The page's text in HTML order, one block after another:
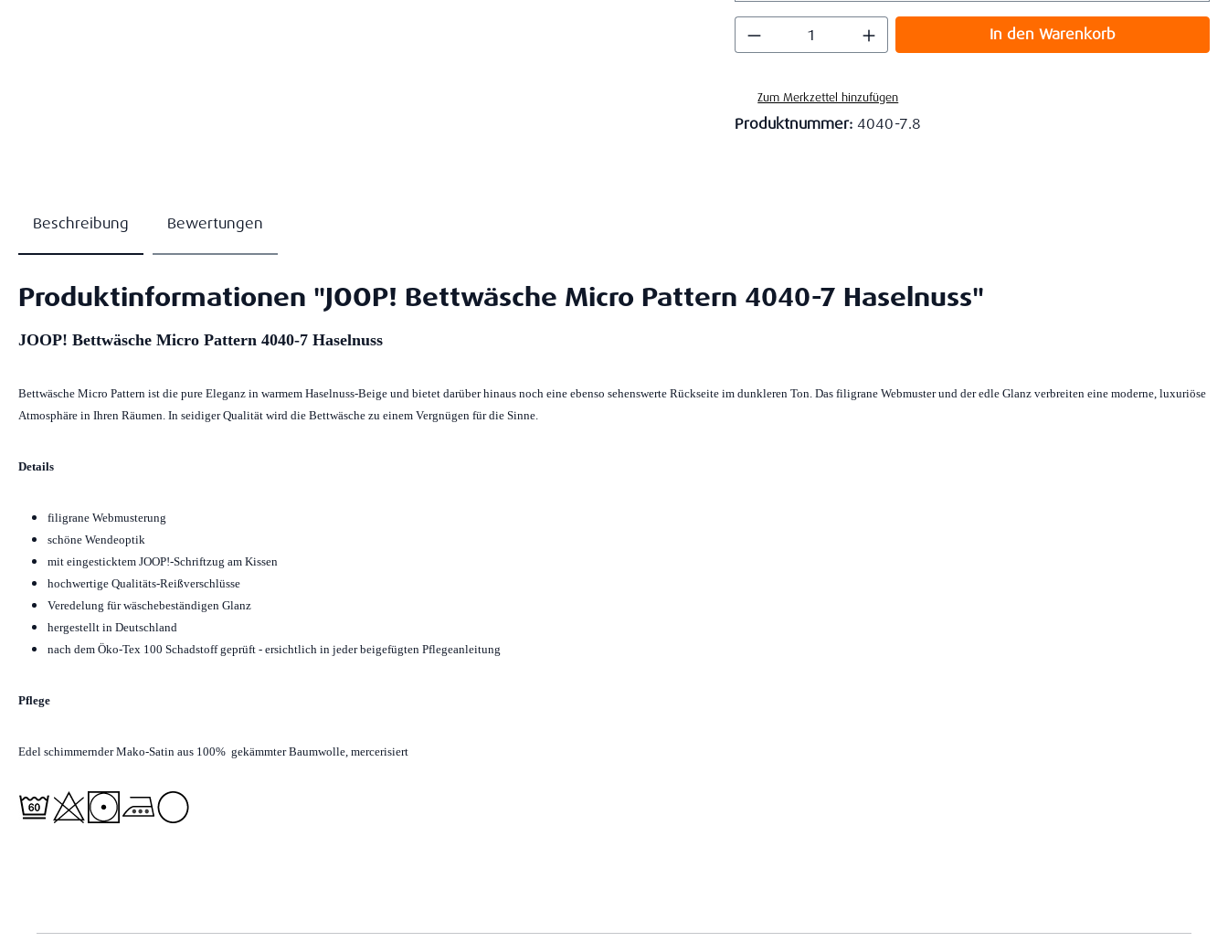
Produkt Anzahl: Gib den gewünschten Wert
In den Warenkorb
Zum Merkzettel hinzufügen
Produktnummer: 4040-7.8
Beschreibung Bewertungen
Produktinformationen "JOOP! Bettwäsche Micro Pattern 4040-7 Haselnuss"
JOOP! Bettwäsche Micro Pattern 4040-7 Haselnuss
Bettwäsche Micro Pattern ist die pure Eleganz in warmem Haselnuss-Beige und bietet darüber hinaus noch eine ebenso sehenswerte Rückseite im dunkleren Ton. Das filigrane Webmuster und der edle Glanz verbreiten eine moderne, luxuriöse
Atmosphäre in Ihren Räumen. In seidiger Qualität wird die Bettwäsche zu einem Vergnügen für die Sinne.
Details
filigrane Webmusterung
schöne Wendeoptik
mit eingesticktem JOOP!-Schriftzug am Kissen
hochwertige Qualitäts-Reißverschlüsse
Veredelung für wäschebeständigen Glanz
hergestellt in Deutschland
nach dem Öko-Tex 100 Schadstoff geprüft - ersichtlich in jeder beigefügten Pflegeanleitung
Pflege
Edel schimmernder Mako-Satin aus 100% gekämmter Baumwolle, mercerisiert